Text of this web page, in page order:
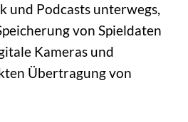
und Podcasts unterwegs,
von Spieldaten
Kameras und
Übertragung von